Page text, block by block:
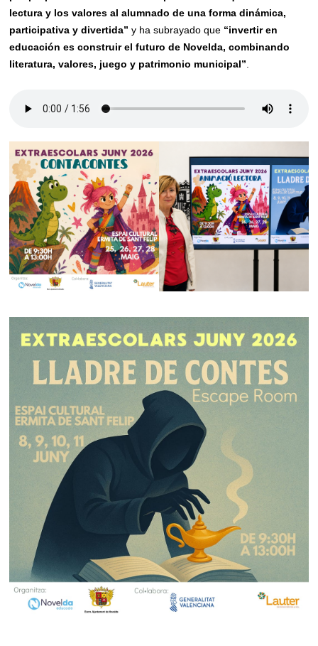
lectura y los valores al alumnado de una forma dinámica,
participativa y divertida” y ha subrayado que “invertir en
educación es construir el futuro de Novelda, combinando
literatura, valores, juego y patrimonio municipal”